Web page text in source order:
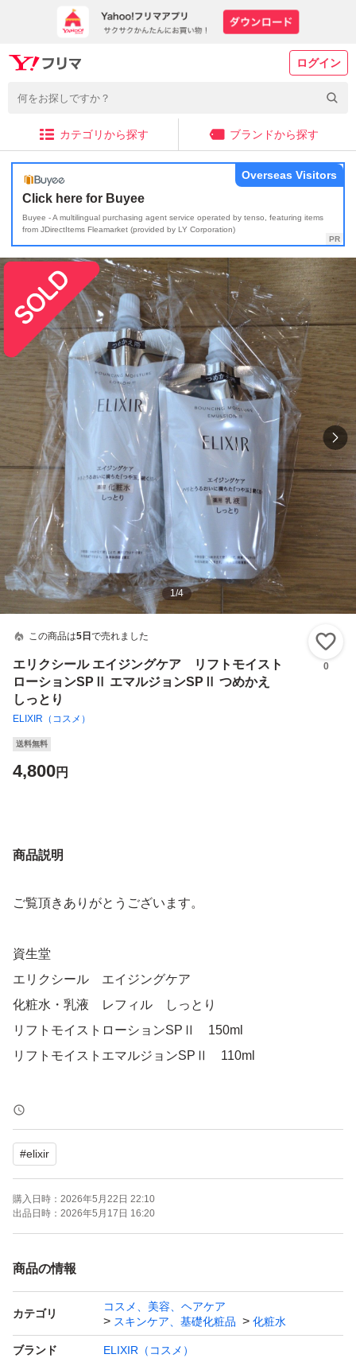
ログイン
カテゴリから探す ブランドから探す
Click here for Buyee
Buyee - A multilingual purchasing agent service operated by tenso, featuring items
from JDirectItems Fleamarket (provided by LY Corporation)
Overseas Visitors
1/4
この商品は5日 で売れました
エリクシール エイジングケア リフトモイスト
ローションSPⅡ エマルジョンSPⅡ つめかえ
しっとり
ELIXIR（コスメ）
0
送料無料
4,800円
商品説明
ご覧頂きありがとうございます。
資生堂
エリクシール エイジングケア
化粧水・乳液 レフィル しっとり
リフトモイストローションSPⅡ 150ml
リフトモイストエマルジョンSPⅡ 110ml
新品未使用・未開封
2026.5月に購入しました。
ゆうパケットポストminiで発送します。
#elixir
購入日時： 2026年5月22日 22:10
出品日時： 2026年5月17日 16:20
商品の情報
カテゴリ
コスメ、美容、ヘアケア
スキンケア、基礎化粧品
化粧水
ブランド ELIXIR（コスメ）